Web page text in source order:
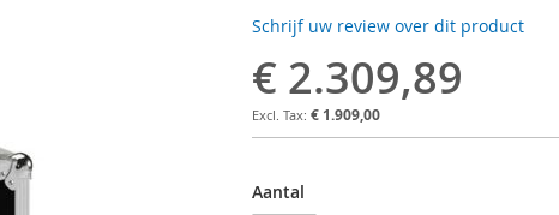
Schrijf uw review over dit product
€ 2.309,89
€ 1.909,00
Aantal